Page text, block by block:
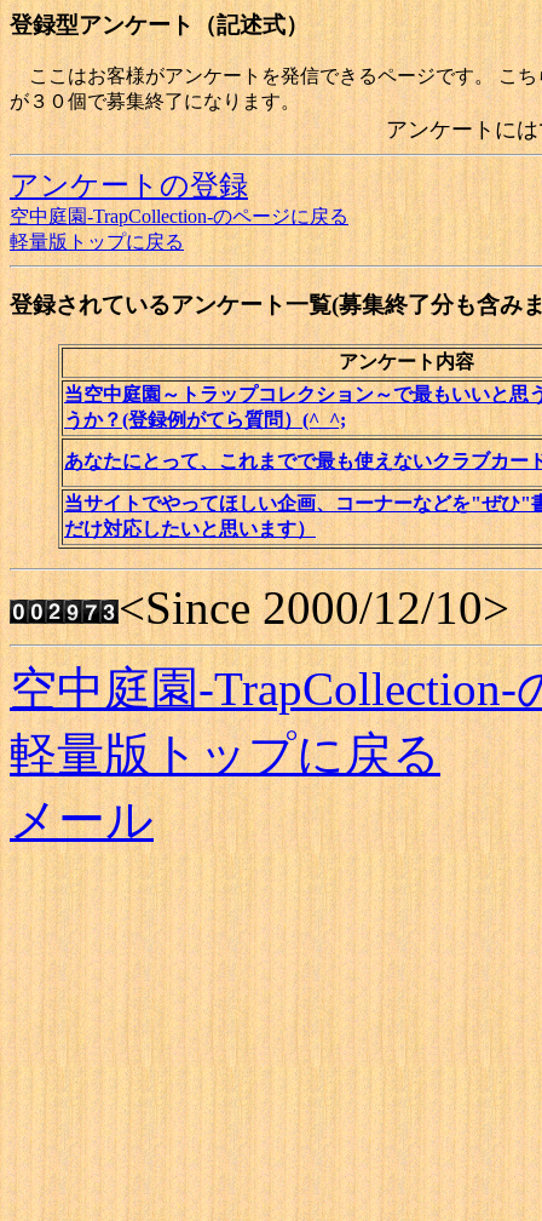
登録型アンケート（記述式）
ここはお客様がアンケートを発信できるページです。 こ
が３０個で募集終了になります。
アンケートに
アンケートの登録
空中庭園-TrapCollection-のページに戻る
軽量版トップに戻る
登録されているアンケート一覧(募集終了分も含み
アンケート内容
当空中庭園～トラップコレクション～で最もいいと思
うか？(登録例がてら質問）(^_^;
あなたにとって、これまでで最も使えないクラブカー
当サイトでやってほしい企画、コーナーなどを"ぜひ"
だけ対応したいと思います）
<Since 2000/12/10>
空中庭園-
軽量版トップに戻る
メール